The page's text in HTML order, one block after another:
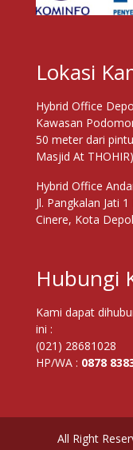
Lokasi
Hybrid Office
Kawasan
50 meter dari
Masjid At THOHIR)
Hybrid Office
Jl. Pangkalan Jati
Cinere, Kota
Hubungi
Kami dapat
ini :
(021) 28681028
HP/WA : 0878
All Right